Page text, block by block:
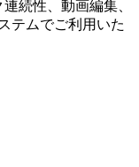
続性、動画編集、
テムでご利用いた